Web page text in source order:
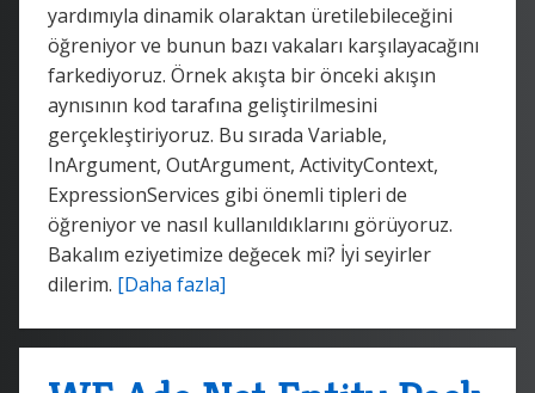
yardımıyla dinamik olaraktan üretilebileceğini
öğreniyor ve bunun bazı vakaları karşılayacağını
farkediyoruz. Örnek akışta bir önceki akışın
aynısının kod tarafına geliştirilmesini
gerçekleştiriyoruz. Bu sırada Variable,
InArgument, OutArgument, ActivityContext,
ExpressionServices gibi önemli tipleri de
öğreniyor ve nasıl kullanıldıklarını görüyoruz.
Bakalım eziyetimize değecek mi? İyi seyirler
dilerim. [Daha fazla]